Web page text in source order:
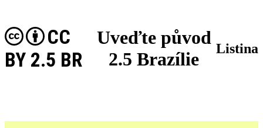
Uveďte původ
2.5 Brazílie
CC
BY 2.5 BR
Listina